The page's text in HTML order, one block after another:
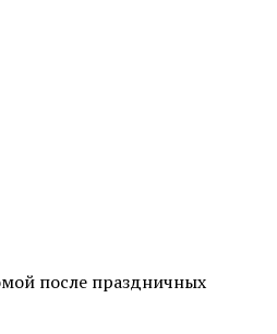
после праздничных